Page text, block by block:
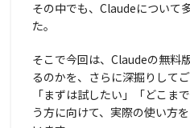
その中でも、Claudeについて
た。
そこで今回は、Claudeの無料
るのかを、さらに深掘りしてご
「まずは試したい」「どこま
う方に向けて、実際の使い方